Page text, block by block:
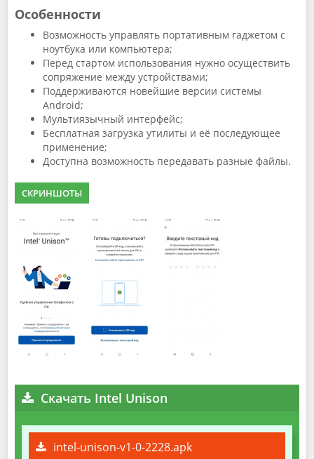
Особенности
Возможность управлять портативным гаджетом с
ноутбука или компьютера;
Перед стартом использования нужно осуществить
сопряжение между устройствами;
Поддерживаются новейшие версии системы
Android;
Мультиязычный интерфейс;
Бесплатная загрузка утилиты и её последующее
применение;
Доступна возможность передавать разные файлы.
СКРИНШОТЫ
Скачать Intel Unison
intel-unison-v1-0-2228.apk